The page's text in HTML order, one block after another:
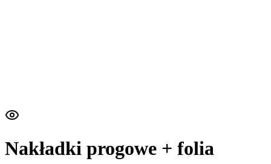
Nakładki progowe + folia